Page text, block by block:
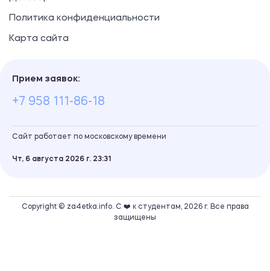
Политика конфиденциальности
Карта сайта
Прием заявок:
+7 958 111-86-18
Сайт работает по московскому времени
Чт, 6 августа 2026 г. 23 31
Copyright © za4etka.info. С ❤️ к студентам, 2026 г. Все права
защищены